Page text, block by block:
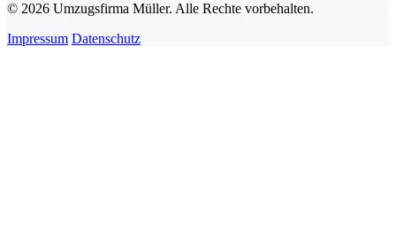
© 2026 Umzugsfirma Müller. Alle Rechte vorbehalten.
Impressum Datenschutz